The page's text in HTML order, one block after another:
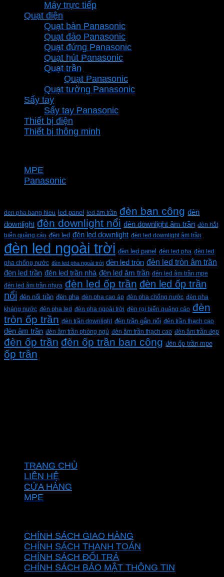
Máy trực tiếp
Quạt điện
Quạt bàn Panasonic
Quạt đảo Panasonic
Quạt đứng Panasonic
Quạt hút Panasonic
Quạt trần
Quạt Panasonic
Quạt tường Panasonic
Sấy tay
Sấy tay Panasonic
Thiết bị điện
Thiết bị thông minh
MPE
Panasonic
den pha bang hieu led panel led âm trần đèn ban công đèn
downlight đèn downlight nổi đèn downlight âm trần đèn hắt
biển quảng cáo đèn led đèn led downlight đèn led downlight âm trần
đèn led ngoài trời đèn led panel đèn led pha đèn led
pha chống nước đèn led pha ngoài trời đèn led tròn đèn led tròn âm trần
đèn led trần đèn led trần nhà đèn led âm trần đèn led âm trần mpe
đèn led âm trần nhựa đèn led ốp trần đèn led ốp trần
nổi đèn nổi trần đèn pha đèn pha cao áp đèn pha chống nước đèn pha
kháng nước đèn pha led đèn pha ngoài trời đèn rọi biển quảng cáo đèn
tròn ốp trần đèn trần downlight đèn trần gắn nổi đèn trần thạch cao
đèn âm trần đèn âm trần phòng ngủ đèn âm trần thạch cao đèn âm trần đẹp
đèn ốp trần đèn ốp trần ban công đèn ốp trần mpe
ốp trần
TRANG CHỦ
LIÊN HỆ
CỬA HÀNG
MPE
CHÍNH SÁCH GIAO HÀNG
CHÍNH SÁCH THANH TOÁN
CHÍNH SÁCH ĐỔI TRẢ
CHÍNH SÁCH BẢO MẬT THÔNG TIN